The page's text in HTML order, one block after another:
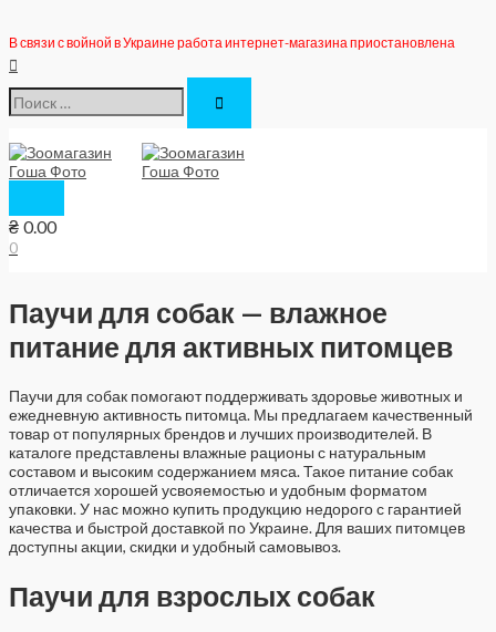
кВ связи с войной в Украине работа интернет-магазина приостановлена
Поиск:
меню
₴ 0.00
0
Паучи для собак — влажное
питание для активных питомцев
Паучи для собак помогают поддерживать здоровье животных и
ежедневную активность питомца. Мы предлагаем качественный
товар от популярных брендов и лучших производителей. В
каталоге представлены влажные рационы с натуральным
составом и высоким содержанием мяса. Такое питание собак
отличается хорошей усвояемостью и удобным форматом
упаковки. У нас можно купить продукцию недорого с гарантией
качества и быстрой доставкой по Украине. Для ваших питомцев
доступны акции, скидки и удобный самовывоз.
Паучи для взрослых собак